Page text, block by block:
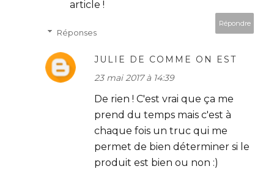
article !
Répondre
Réponses
JULIE DE COMME ON EST
23 mai 2017 à 14:39
De rien ! C'est vrai que ça me
prend du temps mais c'est à
chaque fois un truc qui me
permet de bien déterminer si le
produit est bien ou non :)